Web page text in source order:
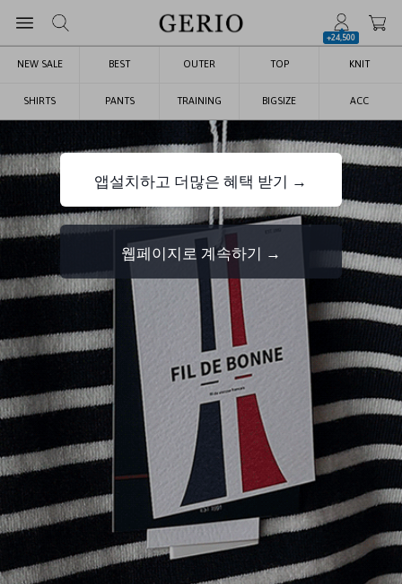
+24,500
NEW SALE BEST OUTER TOP KNIT
SHIRTS PANTS TRAINING BIGSIZE ACC
앱설치하고 더많은 혜택 받기 →
웹페이지로 계속하기 →